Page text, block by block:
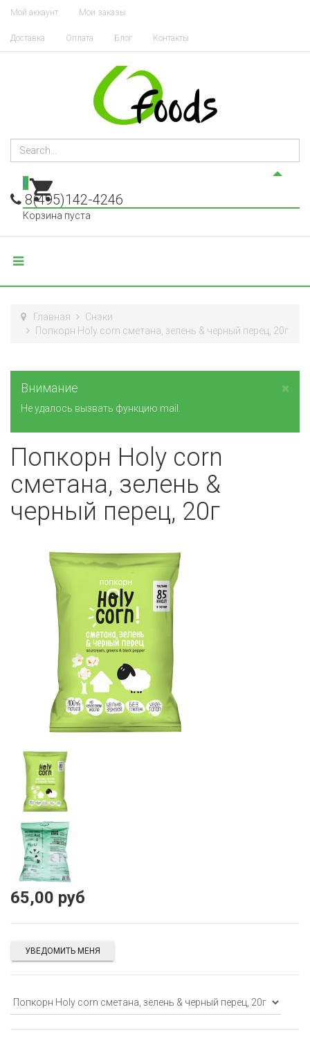
Мой аккаунт Мои заказы
Доставка Оплата Блог Контакты
8(495)142-4246
0
Корзина пуста
Главная
Снэки
Попкорн Holy corn сметана, зелень & черный перец, 20г
×
Внимание
Не удалось вызвать функцию mail.
Попкорн Holy corn
сметана, зелень &
черный перец, 20г
65,00 руб
УВЕДОМИТЬ МЕНЯ